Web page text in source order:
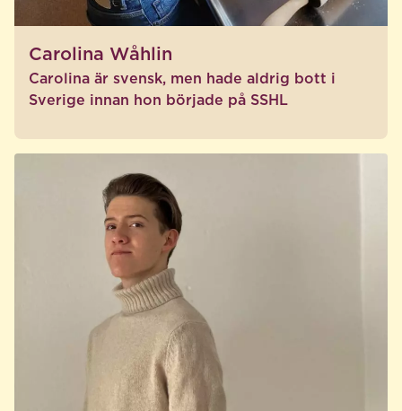
Carolina Wåhlin
Carolina är svensk, men hade aldrig bott i
Sverige innan hon började på SSHL